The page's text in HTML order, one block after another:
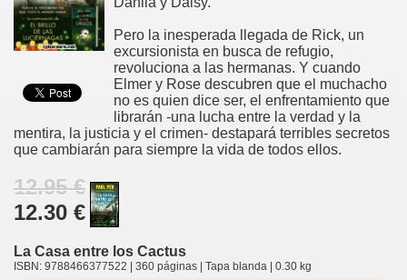
Pero la inesperada llegada de Rick, un
excursionista en busca de refugio,
revoluciona a las hermanas. Y cuando
Elmer y Rose descubren que el muchacho
no es quien dice ser, el enfrentamiento que
librarán -una lucha entre la verdad y la
mentira, la justicia y el crimen- destapará terribles secretos
que cambiarán para siempre la vida de todos ellos.
12.95 €
12.30 €
La Casa entre los Cactus
ISBN: 9788466377522 | 360 páginas | Tapa blanda | 0.30 kg